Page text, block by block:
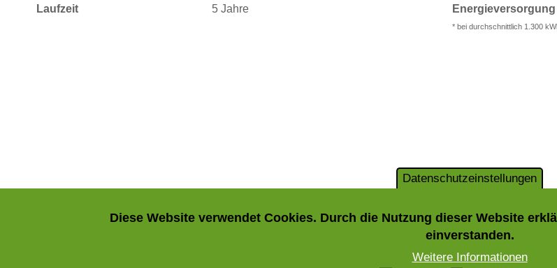
Laufzeit
5 Jahre
* bei durchschnittlich 1.300
Datenschutzeinstellungen
Diese Website verwendet Cookies. Durch die Nutzung dieser Website
einverstanden.
Weitere Informationen